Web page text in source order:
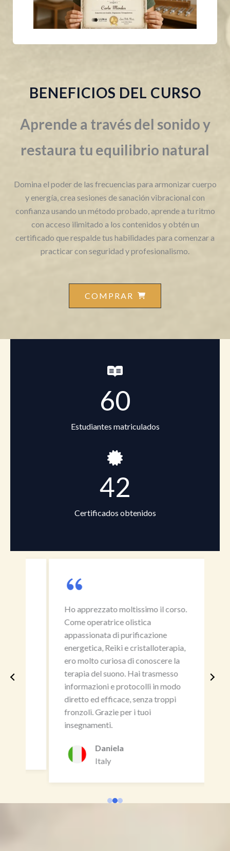
BENEFICIOS DEL CURSO
Aprende a través del sonido y
restaura tu equilibrio natural
Domina el poder de las frecuencias para armonizar cuerpo
y energía, crea sesiones de sanación vibracional con
confianza usando un método probado, aprende a tu ritmo
con acceso ilimitado a los contenidos y obtén un
certificado que respalde tus habilidades para comenzar a
practicar con seguridad y profesionalismo.
COMPRAR
60
Estudiantes matriculados
42
Certificados obtenidos
Ho apprezzato moltissimo il corso.
Come operatrice olistica
appassionata di purificazione
energetica, Reiki e cristalloterapia,
ero molto curiosa di conoscere la
terapia del suono. Hai trasmesso
informazioni e protocolli in modo
diretto ed efficace, senza troppi
fronzoli. Grazie per i tuoi
insegnamenti.
Daniela
Italy